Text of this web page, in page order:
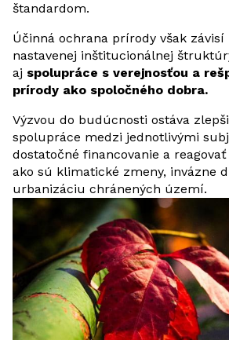
štandardom.
Účinná ochrana prírody však
nastavenej inštitucionálnej
aj spolupráce s verejnosťou a
prírody ako spoločného dobra.
Výzvou do budúcnosti ostáva
spolupráce medzi jednotlivými
dostatočné financovanie a
ako sú klimatické zmeny, invázne
urbanizáciu chránených území.